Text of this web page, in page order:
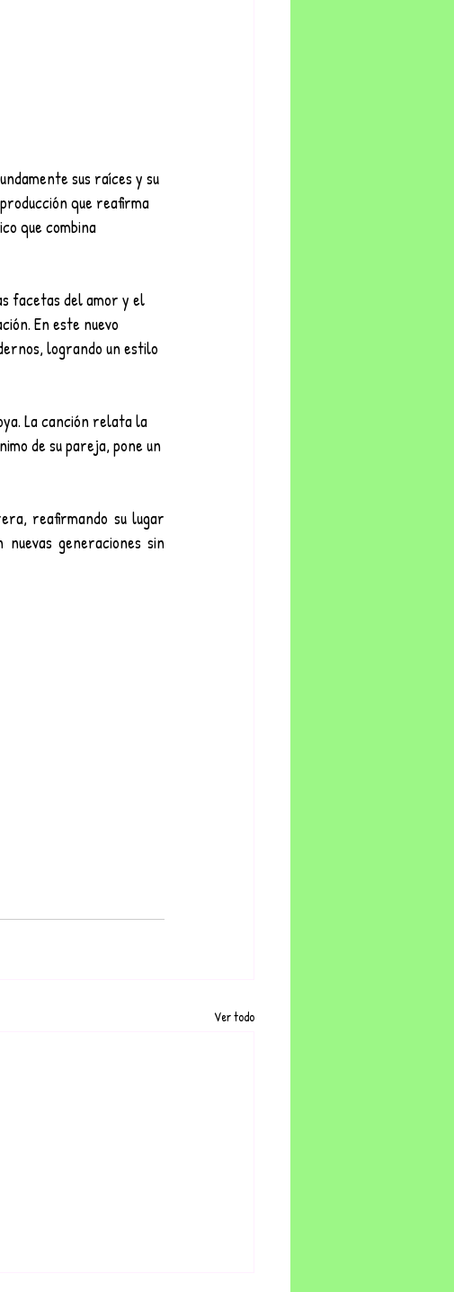
sus raíces y su
que reafirma
que combina
facetas del amor y el
En este nuevo
logrando un estilo
La canción relata la
de su pareja, pone un
reafirmando su lugar
generaciones sin
Ver todo